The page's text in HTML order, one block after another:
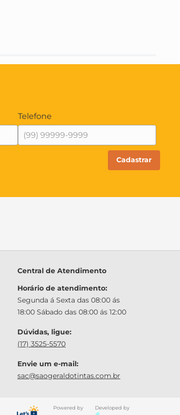
Telefone
Cadastrar
Central de Atendimento
Horário de atendimento:
Segunda á Sexta das 08:00 ás
18:00 Sábado das 08:00 ás 12:00
Dúvidas, ligue:
(17) 3525-5570
Envie um e-mail:
sac@saogeraldotintas.com.br
Powered by Developed by